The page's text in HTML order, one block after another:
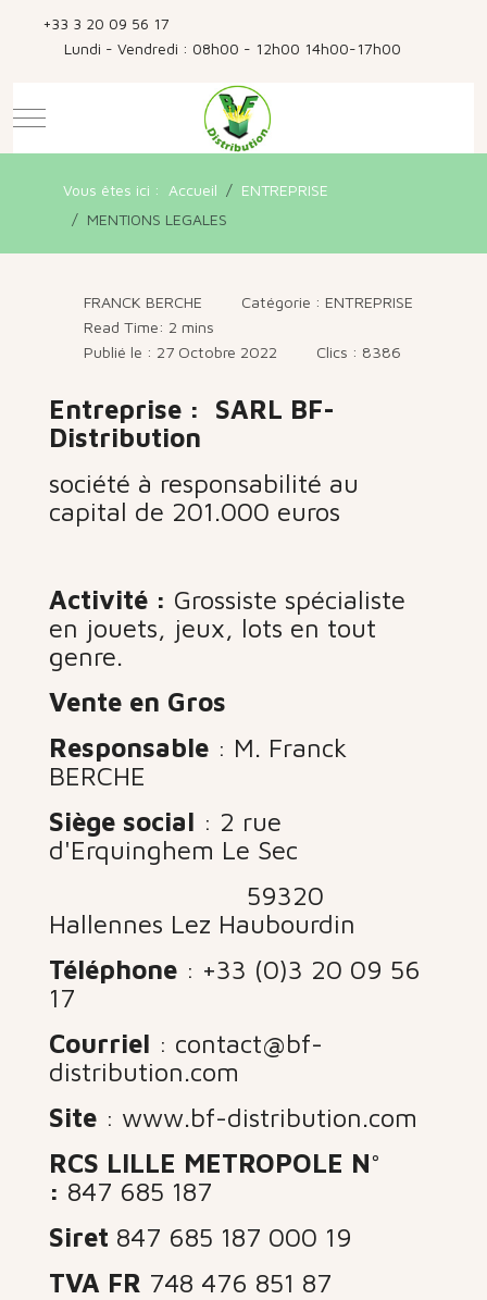
+33 3 20 09 56 17
Lundi - Vendredi : 08h00 - 12h00 14h00-17h00
Mobile Menu Toggle
Vous êtes ici : Accueil
ENTREPRISE
MENTIONS LEGALES
FRANCK BERCHE Catégorie : ENTREPRISE
Read Time: 2 mins
Publié le : 27 Octobre 2022
Clics : 8386
Entreprise :
SARL BF-
Distribution
société à responsabilité au
capital de 201.000 euros
Activité : Grossiste spécialiste
en jouets, jeux, lots en tout
genre.
Vente en Gros
Responsable : M. Franck
BERCHE
Siège social : 2 rue
d'Erquinghem Le Sec
59320
Hallennes Lez Haubourdin
Téléphone : +33 (0)3 20 09 56
17
Courriel : contact@bf-
distribution.com
Site : www.bf-distribution.com
RCS LILLE METROPOLE N°
: 847 685 187
Siret 847 685 187 000 19
TVA FR 748 476 851 87